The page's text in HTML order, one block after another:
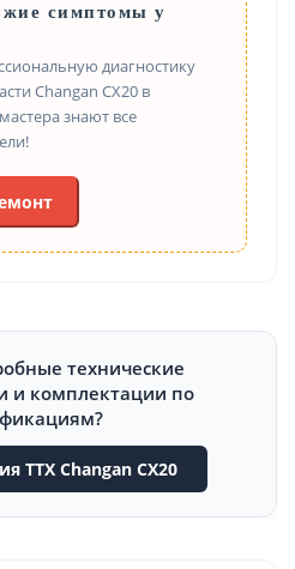
симптомы у
диагностику
Changan CX20 в
знают все
технические
и комплектации по
ТТХ Changan CX20